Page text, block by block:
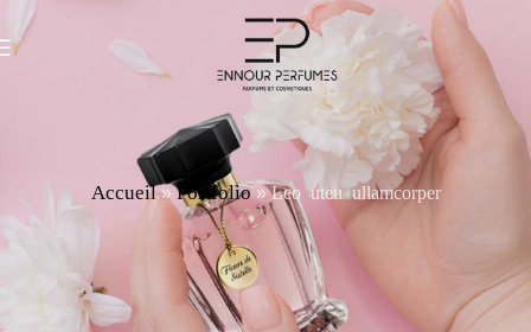
Accueil»Portfolio»Leo uteu ullamcorper